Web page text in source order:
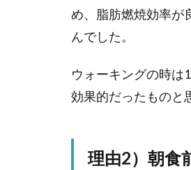
め、脂肪燃焼効率が
んでした。
ウォーキングの時は
効果的だったものと
理由2）朝食